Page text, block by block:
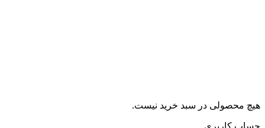
هیچ محصولی در سبد خرید نیست.
حساب کاربری